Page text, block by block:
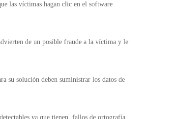
las víctimas hagan clic en el software
de un posible fraude a la víctima y le
su solución deben suministrar los datos de
ya que tienen fallos de ortografía